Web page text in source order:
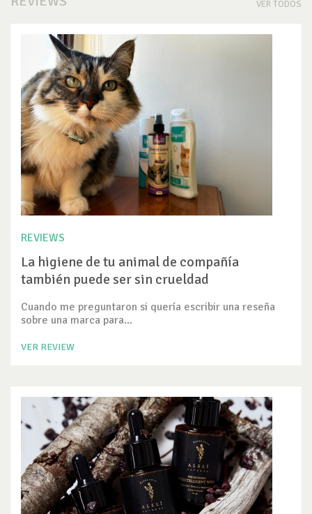
VER TODOS
REVIEWS
La higiene de tu animal de compañía
también puede ser sin crueldad
Cuando me preguntaron si quería escribir una reseña
sobre una marca para...
VER REVIEW